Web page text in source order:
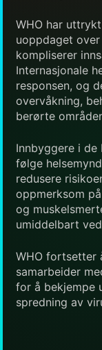
WHO har
uoppdaget over
kompliserer
Internasjonale
responsen, og
overvåkning,
berørte
Innbyggere i
følge
redusere
oppmerksom
og
umiddelbart
WHO fortsetter
samarbeider
for å bekjempe
spredning av